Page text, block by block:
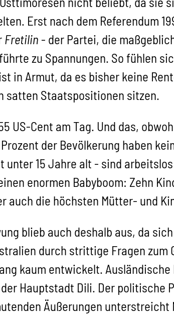
Erst nach dem Referendum
Fretilin - der Partei, die
zu Spannungen. So fühlen
in Armut, da es bisher keine
satten Staatspositionen sitzen.
US-Cent am Tag. Und das,
der Bevölkerung haben
unter 15 Jahre alt - sind
enormen Babyboom: Zehn
auch die höchsten Mütter- und
blieb auch deshalb aus, da
durch strittige Fragen
kaum entwickelt.
Hauptstadt Dili. Der politische
Äußerungen